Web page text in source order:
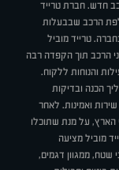
חדש. חברת טרייד
הרכב שבבעלות
טרייד מוביל
הרכב תוך הקפדה רבה
והנוחות ללקוח.
הכנה ובדיקות
ואמינות. לאחר
הארץ, על מנת שתוכלו
מוביל מציעה
שטח, ממגוון דגמים,